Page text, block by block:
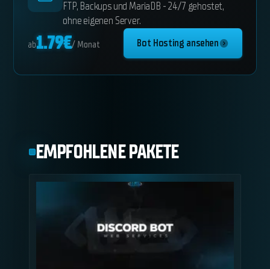
FTP, Backups und MariaDB - 24/7 gehostet,
ohne eigenen Server.
ab1.79€/ Monat Bot Hosting ansehen
EMPFOHLENE PAKETE